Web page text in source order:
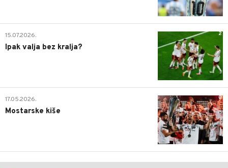
2
15.07.2026.
Ipak valja bez kralja?
0
17.05.2026.
Mostarske kiše